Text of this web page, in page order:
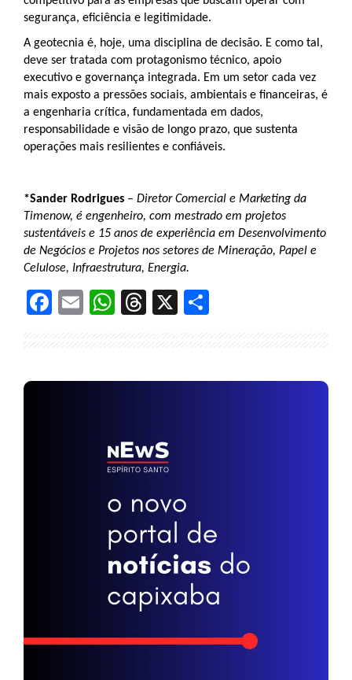
segurança, eficiência e legitimidade.
A geotecnia é, hoje, uma disciplina de decisão. E como tal,
deve ser tratada com protagonismo técnico, apoio
executivo e governança integrada. Em um setor cada vez
mais exposto a pressões sociais, ambientais e financeiras, é
a engenharia crítica, fundamentada em dados,
responsabilidade e visão de longo prazo, que sustenta
operações mais resilientes e confiáveis.
*Sander Rodrigues – Diretor Comercial e Marketing da
Timenow, é engenheiro, com mestrado em projetos
sustentáveis e 15 anos de experiência em Desenvolvimento
de Negócios e Projetos nos setores de Mineração, Papel e
Celulose, Infraestrutura, Energia.
Facebook
EmailWhatsApp
Threads
X